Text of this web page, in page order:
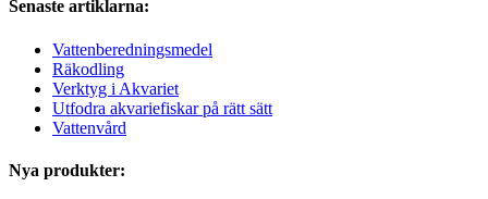
Senaste artiklarna:
Vattenberedningsmedel
Räkodling
Verktyg i Akvariet
Utfodra akvariefiskar på rätt sätt
Vattenvård
Nya produkter: